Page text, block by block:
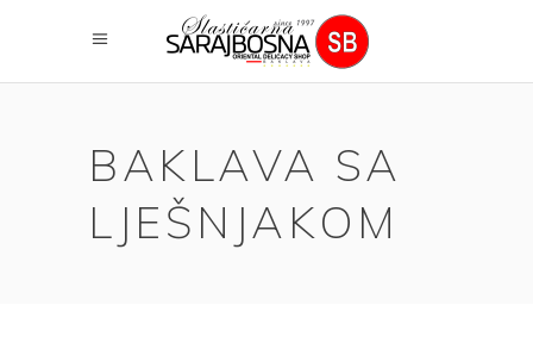
BAKLAVA SA
LJEŠNJAKOM